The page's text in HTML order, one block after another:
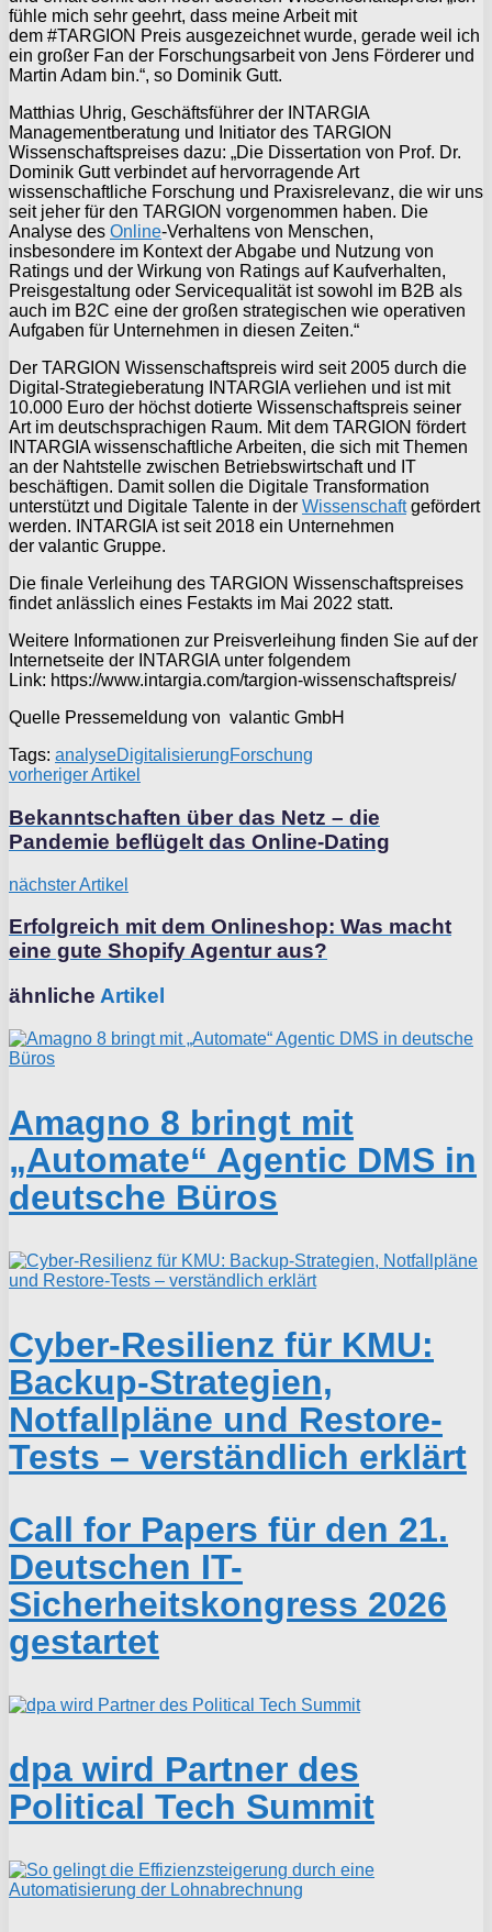
fühle mich sehr geehrt, dass meine Arbeit mit
dem #TARGION Preis ausgezeichnet wurde, gerade weil ich
ein großer Fan der Forschungsarbeit von Jens Förderer und
Martin Adam bin.“, so Dominik Gutt.
Matthias Uhrig, Geschäftsführer der INTARGIA
Managementberatung und Initiator des TARGION
Wissenschaftspreises dazu: „Die Dissertation von Prof. Dr.
Dominik Gutt verbindet auf hervorragende Art
wissenschaftliche Forschung und Praxisrelevanz, die wir uns
seit jeher für den TARGION vorgenommen haben. Die
Analyse des Online-Verhaltens von Menschen,
insbesondere im Kontext der Abgabe und Nutzung von
Ratings und der Wirkung von Ratings auf Kaufverhalten,
Preisgestaltung oder Servicequalität ist sowohl im B2B als
auch im B2C eine der großen strategischen wie operativen
Aufgaben für Unternehmen in diesen Zeiten.“
Der TARGION Wissenschaftspreis wird seit 2005 durch die
Digital-Strategieberatung INTARGIA verliehen und ist mit
10.000 Euro der höchst dotierte Wissenschaftspreis seiner
Art im deutschsprachigen Raum. Mit dem TARGION fördert
INTARGIA wissenschaftliche Arbeiten, die sich mit Themen
an der Nahtstelle zwischen Betriebswirtschaft und IT
beschäftigen. Damit sollen die Digitale Transformation
unterstützt und Digitale Talente in der Wissenschaftgefördert
werden. INTARGIA ist seit 2018 ein Unternehmen
der valantic Gruppe.
Die finale Verleihung des TARGION Wissenschaftspreises
findet anlässlich eines Festakts im Mai 2022 statt.
Weitere Informationen zur Preisverleihung finden Sie auf der
Internetseite der INTARGIA unter folgendem
Link: https://www.intargia.com/targion-wissenschaftspreis/
Quelle Pressemeldung von valantic GmbH
Tags: analyseDigitalisierungForschung
vorheriger Artikel
Bekanntschaften über das Netz – die
Pandemie beflügelt das Online-Dating
nächster Artikel
Erfolgreich mit dem Onlineshop: Was macht
eine gute Shopify Agentur aus?
ähnliche Artikel
Amagno 8 bringt mit
„Automate“ Agentic DMS in
deutsche Büros
Cyber-Resilienz für KMU:
Backup-Strategien,
Notfallpläne und Restore-
Tests – verständlich erklärt
Call for Papers für den 21.
Deutschen IT-
Sicherheitskongress 2026
gestartet
dpa wird Partner des
Political Tech Summit